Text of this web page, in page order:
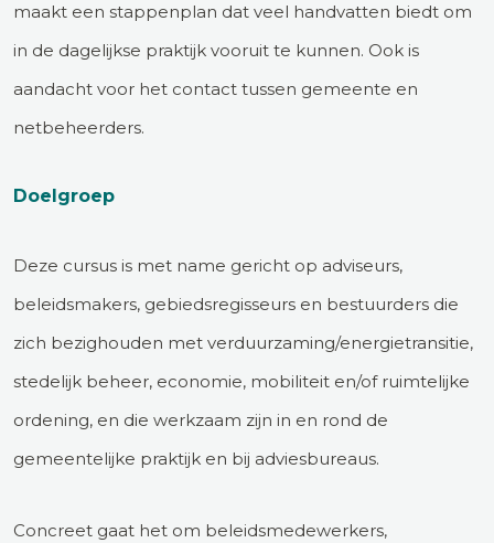
maakt een stappenplan dat veel handvatten biedt om
in de dagelijkse praktijk vooruit te kunnen. Ook is
aandacht voor het contact tussen gemeente en
netbeheerders.
Doelgroep
Deze cursus is met name gericht op adviseurs,
beleidsmakers, gebiedsregisseurs en bestuurders die
zich bezighouden met verduurzaming/energietransitie,
stedelijk beheer, economie, mobiliteit en/of ruimtelijke
ordening, en die werkzaam zijn in en rond de
gemeentelijke praktijk en bij adviesbureaus.
Concreet gaat het om beleidsmedewerkers,